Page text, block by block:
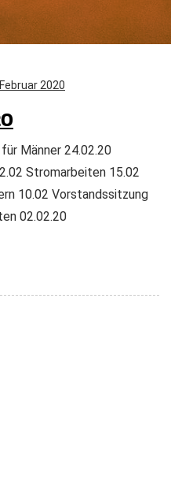
2020
Männer 24.02.20
Stromarbeiten 15.02
10.02 Vorstandssitzung
02.02.20